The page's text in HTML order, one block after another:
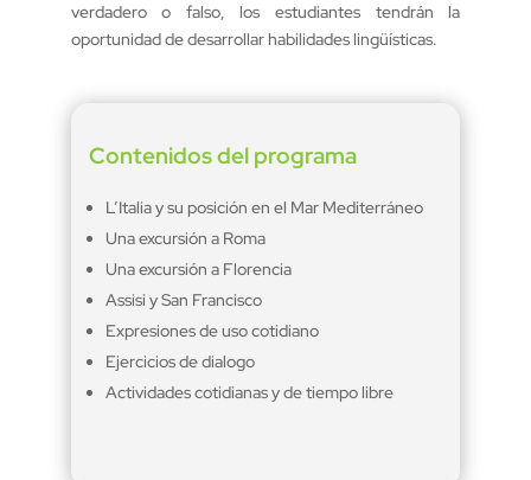
verdadero o falso, los estudiantes tendrán la
oportunidad de desarrollar habilidades lingüísticas.
Contenidos del programa
L’Italia y su posición en el Mar Mediterráneo
Una excursión a Roma
Una excursión a Florencia
Assisi y San Francisco
Expresiones de uso cotidiano
Ejercicios de dialogo
Actividades cotidianas y de tiempo libre